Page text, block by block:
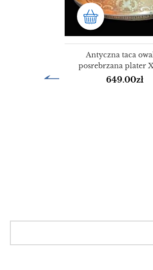
Antyczna taca
posrebrzana plater
649.00zł